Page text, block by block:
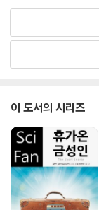
이 도서의 시리즈